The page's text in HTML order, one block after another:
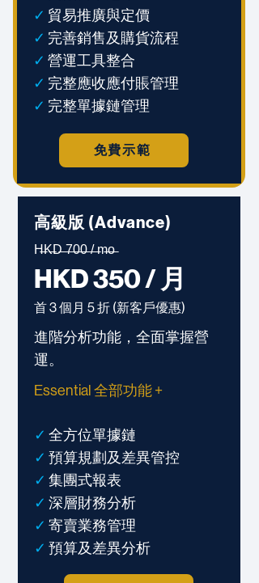
✓ 貿易推廣與定價
✓ 完善銷售及購貨流程
✓ 營運工具整合
✓ 完整應收應付賬管理
✓ 完整單據鏈管理
免費示範
高級版 (Advance)
H̶K̶D̶ ̶7̶0̶0̶ ̶/̶ ̶m̶o̶
HKD 350 / 月
首 3 個月 5 折 (新客戶優惠)
進階分析功能，全面掌握營
運。
Essential 全部功能 +
✓ 全方位單據鏈
✓ 預算規劃及差異管控
✓ 集團式報表
✓ 深層財務分析
✓ 寄賣業務管理
✓ 預算及差異分析